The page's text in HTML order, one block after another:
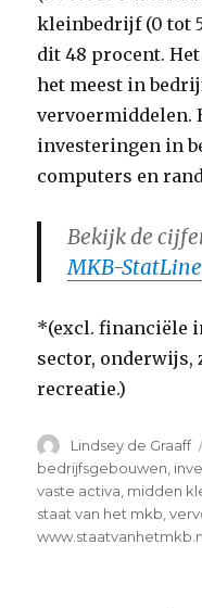
kleinbedrijf (0 tot
dit 48 procent.
het meest in
vervoermiddelen.
investeringen in
computers en
Bekijk de
MKB-StatLine
*(excl. financiële
sector, onderwijs,
recreatie.)
Author
Lindsey de Graaff
bedrijfsgebouwen,
vaste activa, midden
staat van het mkb,